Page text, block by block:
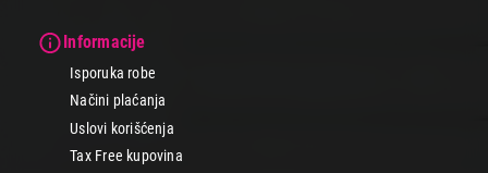
Informacije
Isporuka robe
Načini plaćanja
Uslovi korišćenja
Tax Free kupovina